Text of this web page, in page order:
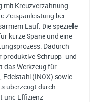
mit Kreuzverzahnung
Zerspanleistung bei
Lauf. Die spezielle
kurze Späne und eine
Dadurch
produktive Schrupp- und
das Werkzeug für
Edelstahl (INOX) sowie
überzeugt durch
und Effizienz.